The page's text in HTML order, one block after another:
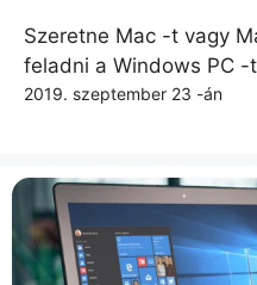
Szeretne Mac -t vagy
feladni a Windows PC -
2019. szeptember 23 -án